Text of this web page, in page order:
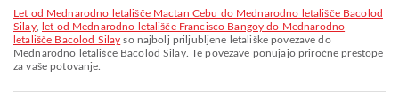
let od Mednarodno letališče Mactan Cebu do Mednarodno letališče Bacolod
Silay,
let od Mednarodno letališče Francisco Bangoy do Mednarodno
letališče Bacolod Silay so najbolj priljubljene letališke povezave do
Mednarodno letališče Bacolod Silay. Te povezave ponujajo priročne prestope
za vaše potovanje.